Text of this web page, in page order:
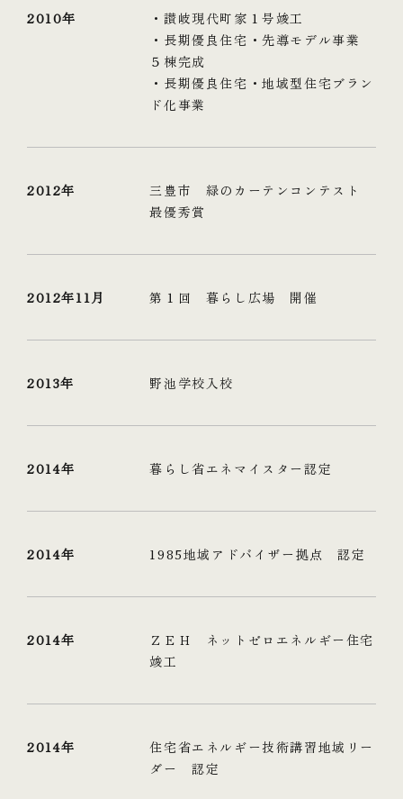
2010年
・讃岐現代町家１号竣工
・長期優良住宅・先導モデル事業
５棟完成
・長期優良住宅・地域型住宅ブラン
ド化事業
2012年
三豊市 緑のカーテンコンテスト
最優秀賞
2012年11月 第１回 暮らし広場 開催
2013年 野池学校入校
2014年 暮らし省エネマイスター認定
2014年 1985地域アドバイザー拠点 認定
2014年
ＺＥＨ ネットゼロエネルギー住宅
竣工
2014年
住宅省エネルギー技術講習地域リー
ダー 認定